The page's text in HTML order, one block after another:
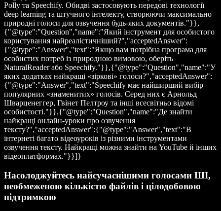
Polly та Speechify. Обидві застосовують передові технології
deep learning та штучного інтелекту, створюючи максимально
природні голоси для озвучення будь-яких документів."}},
{"@type":"Question","name":"Який інструмент для особистого
користування найреалістичніший?","acceptedAnswer":
{"@type":"Answer","text":"Якщо вам потрібна програма для
особистих потреб із природною вимовою, оберіть
NaturalReader або Speechify."}},{"@type":"Question","name":"У
яких додатках найкращі «зіркові» голоси?","acceptedAnswer":
{"@type":"Answer","text":"Speechify має найширший вибір
популярних «знаменитих» голосів. Серед них є Арнольд
Шварценеггер, Гвінет Пелтроу та інші всесвітньо відомі
особистості."}},{"@type":"Question","name":"Де знайти
найкращі онлайн-уроки про озвучення
тексту?","acceptedAnswer":{"@type":"Answer","text":"В
інтернеті багато відеоуроків із різними інструментами
озвучення тексту. Найкращі можна знайти на YouTube й інших
відеоплатформах."}}]}
Насолоджуйтесь найсучаснішими голосами ШІ,
необмеженою кількістю файлів і цілодобовою
підтримкою